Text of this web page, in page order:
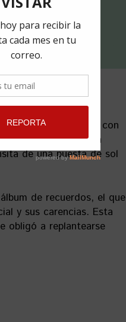
del mar para
significado virtual con
y funciona como una
de una puesta de sol
de recuerdos, el que
y sus carencias. Esta
obligó a replantearse